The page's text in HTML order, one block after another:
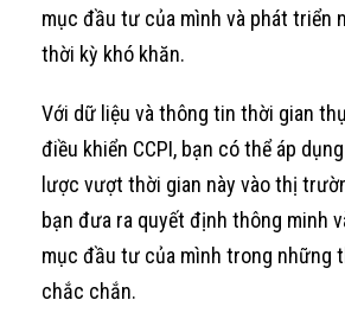
mục đầu tư của mình và phát triển
thời kỳ khó khăn.
Với dữ liệu và thông tin thời gian
điều khiển CCPI, bạn có thể áp
lược vượt thời gian này vào thị
bạn đưa ra quyết định thông minh
mục đầu tư của mình trong những
chắc chắn.